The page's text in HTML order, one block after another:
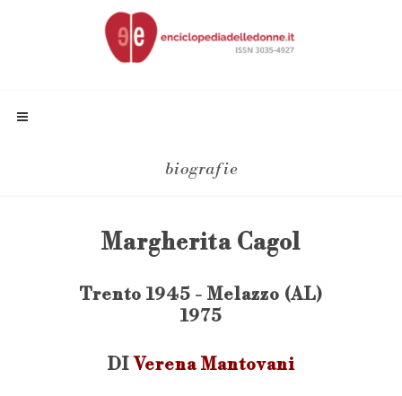
biografie
Margherita Cagol
Trento 1945 - Melazzo (AL)
1975
DIVerena Mantovani